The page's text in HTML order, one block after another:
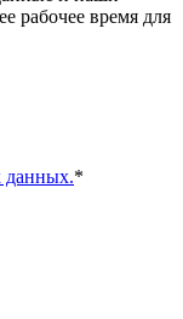
рабочее время для
данных.*